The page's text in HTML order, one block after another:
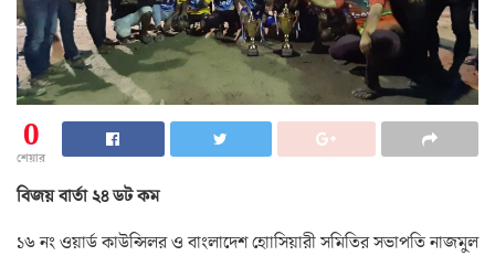
0
শেয়ার
বিজয় বার্তা ২৪ ডট কম
১৬ নং ওয়ার্ড কাউন্সিলর ও বাংলাদেশ হোাসিয়ারী সমিতির সভাপতি নাজমুল